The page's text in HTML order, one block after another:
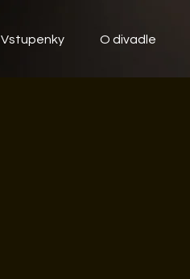
Vstupenky O divadle